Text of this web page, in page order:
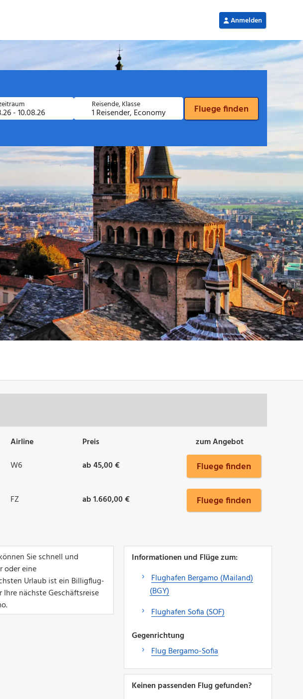
Airline Preis
zum Angebot
W6 ab 45,00 € Fluege finden
FZ ab 1.660,00 € Fluege finden
Sie schnell und
oder eine
Urlaub ist ein Billigflug-
nächste Geschäftsreise
Informationen und Flüge zum:
Flughafen Bergamo (Mailand)
(BGY)
Flughafen Sofia (SOF)
Gegenrichtung
Flug Bergamo-Sofia
Keinen passenden Flug gefunden?